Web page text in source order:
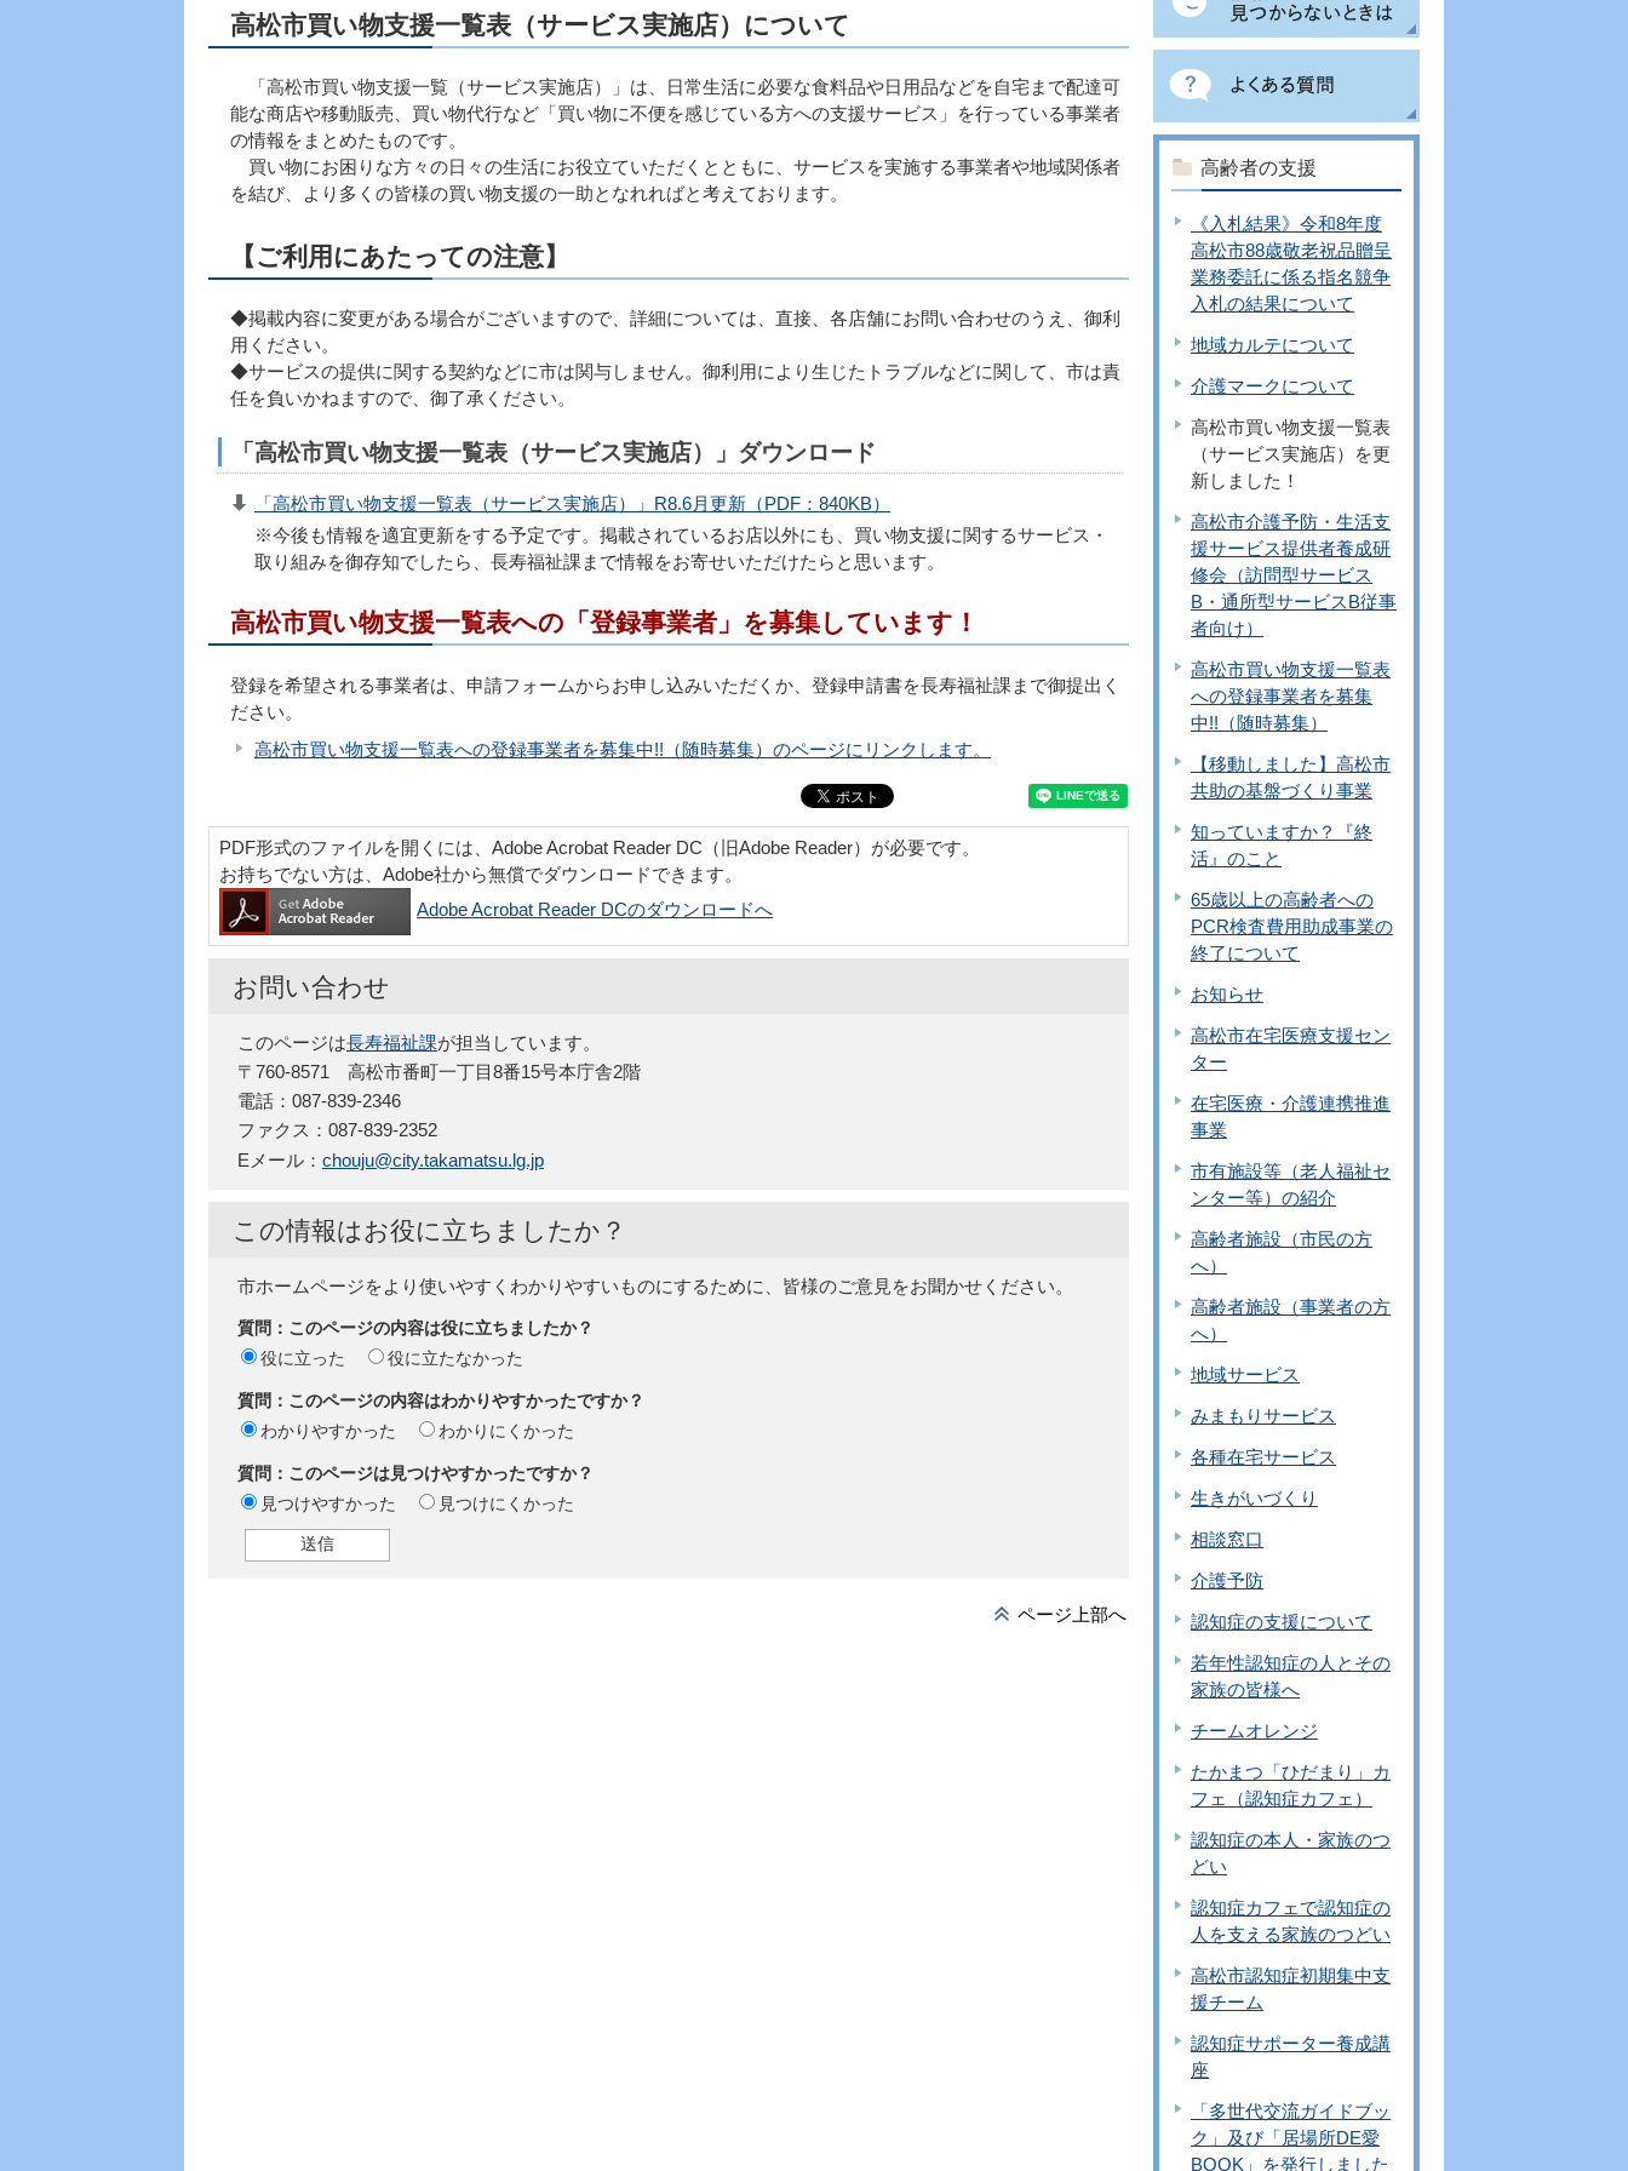
高松市買い物支援一覧表（サービス実施店）について
「高松市買い物支援一覧（サービス実施店）」は、日常生活に必要な食料品や日用品などを自宅まで配達可
能な商店や移動販売、買い物代行など「買い物に不便を感じている方への支援サービス」を行っている事業者
の情報をまとめたものです。
買い物にお困りな方々の日々の生活にお役立ていただくとともに、サービスを実施する事業者や地域関係者
を結び、より多くの皆様の買い物支援の一助となれればと考えております。
【ご利用にあたっての注意】
◆掲載内容に変更がある場合がございますので、詳細については、直接、各店舗にお問い合わせのうえ、御利
用ください。
◆サービスの提供に関する契約などに市は関与しません。御利用により生じたトラブルなどに関して、市は責
任を負いかねますので、御了承ください。
「高松市買い物支援一覧表（サービス実施店）」ダウンロード
「高松市買い物支援一覧表（サービス実施店）」R8.6月更新（PDF：840KB）
※今後も情報を適宜更新をする予定です。掲載されているお店以外にも、買い物支援に関するサービス・
取り組みを御存知でしたら、長寿福祉課まで情報をお寄せいただけたらと思います。
高松市買い物支援一覧表への「登録事業者」を募集しています！
登録を希望される事業者は、申請フォームからお申し込みいただくか、登録申請書を長寿福祉課まで御提出く
ださい。
高松市買い物支援一覧表への登録事業者を募集中!!（随時募集）のページにリンクします。
PDF形式のファイルを開くには、Adobe Acrobat Reader DC（旧Adobe Reader）が必要です。
お持ちでない方は、Adobe社から無償でダウンロードできます。
Adobe Acrobat Reader DCのダウンロードへ
お問い合わせ
このページは長寿福祉課が担当しています。
〒760-8571 高松市番町一丁目8番15号本庁舎2階
電話：087-839-2346
ファクス：087-839-2352
Eメール： chouju@city.takamatsu.lg.jp
この情報はお役に立ちましたか？
市ホームページをより使いやすくわかりやすいものにするために、皆様のご意見をお聞かせください。
質問：このページの内容は役に立ちましたか？
役に立った
役に立たなかった
質問：このページの内容はわかりやすかったですか？
わかりやすかった
わかりにくかった
質問：このページは見つけやすかったですか？
見つけやすかった
見つけにくかった
ページ上部へ
高齢者の支援
《入札結果》令和8年度
高松市88歳敬老祝品贈呈
業務委託に係る指名競争
入札の結果について
地域カルテについて
介護マークについて
高松市買い物支援一覧表
（サービス実施店）を更
新しました！
高松市介護予防・生活支
援サービス提供者養成研
修会（訪問型サービス
B・通所型サービスB従事
者向け）
高松市買い物支援一覧表
への登録事業者を募集
中!!（随時募集）
【移動しました】高松市
共助の基盤づくり事業
知っていますか？『終
活』のこと
65歳以上の高齢者への
PCR検査費用助成事業の
終了について
お知らせ
高松市在宅医療支援セン
ター
在宅医療・介護連携推進
事業
市有施設等（老人福祉セ
ンター等）の紹介
高齢者施設（市民の方
へ）
高齢者施設（事業者の方
へ）
地域サービス
みまもりサービス
各種在宅サービス
生きがいづくり
相談窓口
介護予防
認知症の支援について
若年性認知症の人とその
家族の皆様へ
チームオレンジ
たかまつ「ひだまり」カ
フェ（認知症カフェ）
認知症の本人・家族のつ
どい
認知症カフェで認知症の
人を支える家族のつどい
高松市認知症初期集中支
援チーム
認知症サポーター養成講
座
「多世代交流ガイドブッ
ク」及び「居場所DE愛
BOOK」を発行しました